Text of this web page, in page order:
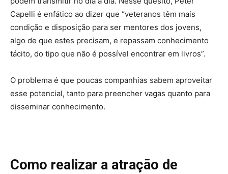
Capelli é enfático ao dizer que “veteranos têm mais
condição e disposição para ser mentores dos jovens,
algo de que estes precisam, e repassam conhecimento
tácito, do tipo que não é possível encontrar em livros”.
O problema é que poucas companhias sabem aproveitar
esse potencial, tanto para preencher vagas quanto para
disseminar conhecimento.
Como realizar a atração de